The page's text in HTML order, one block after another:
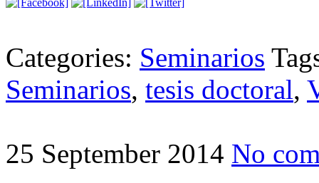
Categories: Seminarios
Seminarios, tesis doctoral,
25 September 2014 No